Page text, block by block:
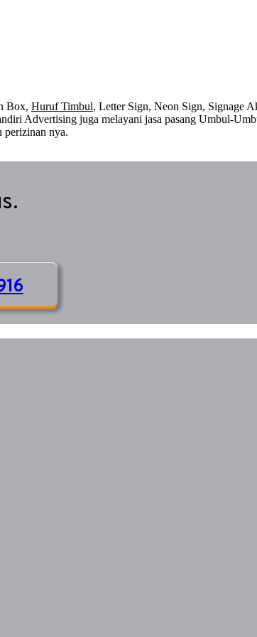
Box, Huruf Timbul, Letter Sign, Neon Sign, Signage
Advertising juga melayani jasa pasang Umbul-
perizinan nya.